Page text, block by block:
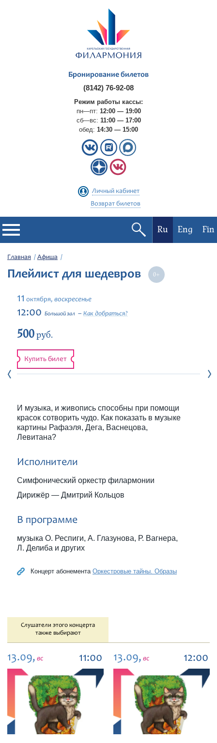
Бронирование билетов
(8142) 76-92-08
Режим работы кассы:
пн—пт: 12:00 — 19:00
сб—вс: 11:00 — 17:00
обед: 14:30 — 15:00
Личный кабинет
Возврат билетов
Филармония
Фестивали
Абонементы
Новости
Ru Eng Fin
Главная Афиша
Плейлист для шедевров
11 октября, воскресенье
12:00 Большой зал Как добраться?
500руб.
Купить билет
И музыка, и живопись способны при помощи
красок сотворить чудо. Как показать в музыке
картины Рафаэля, Дега, Васнецова,
Левитана?
Исполнители
Симфонический оркестр филармонии
Дирижёр — Дмитрий Кольцов
В программе
музыка О. Респиги, А. Глазунова, Р. Вагнера,
Л. Делиба и других
Концерт абонемента Оркестровые тайны. Образы
Слушатели этого концерта
также выбирают
13.09, вс 11:00 13.09, вс 12:00